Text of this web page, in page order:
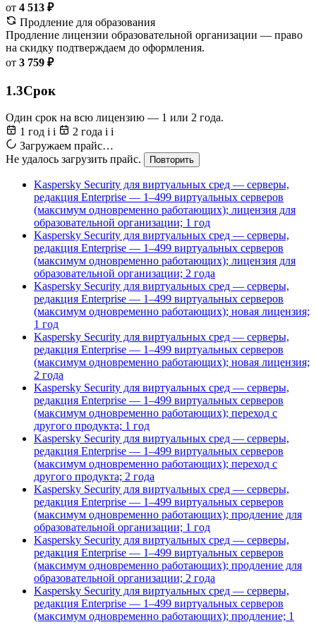
от 4 513 ₽
Продление для образования
Продление лицензии образовательной организации — право
на скидку подтверждаем до оформления.
от 3 759 ₽
1.3Срок
Один срок на всю лицензию — 1 или 2 года.
1 год i i 2 года i i
Загружаем прайс…
Не удалось загрузить прайс.
Повторить
Kaspersky Security для виртуальных сред — серверы,
редакция Enterprise — 1–499 виртуальных серверов
(максимум одновременно работающих); лицензия для
образовательной организации; 1 год
Kaspersky Security для виртуальных сред — серверы,
редакция Enterprise — 1–499 виртуальных серверов
(максимум одновременно работающих); лицензия для
образовательной организации; 2 года
Kaspersky Security для виртуальных сред — серверы,
редакция Enterprise — 1–499 виртуальных серверов
(максимум одновременно работающих); новая лицензия;
1 год
Kaspersky Security для виртуальных сред — серверы,
редакция Enterprise — 1–499 виртуальных серверов
(максимум одновременно работающих); новая лицензия;
2 года
Kaspersky Security для виртуальных сред — серверы,
редакция Enterprise — 1–499 виртуальных серверов
(максимум одновременно работающих); переход с
другого продукта; 1 год
Kaspersky Security для виртуальных сред — серверы,
редакция Enterprise — 1–499 виртуальных серверов
(максимум одновременно работающих); переход с
другого продукта; 2 года
Kaspersky Security для виртуальных сред — серверы,
редакция Enterprise — 1–499 виртуальных серверов
(максимум одновременно работающих); продление для
образовательной организации; 1 год
Kaspersky Security для виртуальных сред — серверы,
редакция Enterprise — 1–499 виртуальных серверов
(максимум одновременно работающих); продление для
образовательной организации; 2 года
Kaspersky Security для виртуальных сред — серверы,
редакция Enterprise — 1–499 виртуальных серверов
(максимум одновременно работающих); продление; 1